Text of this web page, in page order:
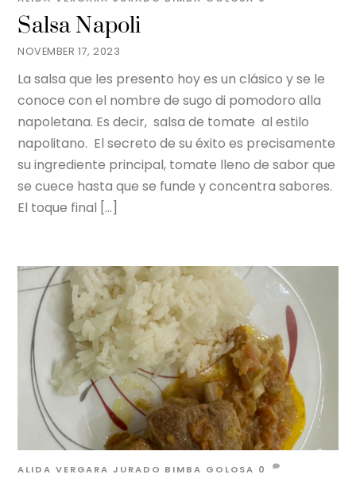
NOVEMBER 17, 2023
Salsa Napoli
La salsa que les presento hoy es un clásico y se le
conoce con el nombre de sugo di pomodoro alla
napoletana. Es decir, salsa de tomate al estilo
napolitano. El secreto de su éxito es precisamente
su ingrediente principal, tomate lleno de sabor que
se cuece hasta que se funde y concentra sabores.
El toque final […]
ALIDA VERGARA JURADO BIMBA GOLOSA 0